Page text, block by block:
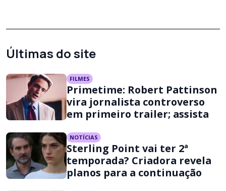
Últimas do site
FILMES
Primetime: Robert Pattinson
vira jornalista controverso
em primeiro trailer; assista
NOTÍCIAS
Sterling Point vai ter 2ª
temporada? Criadora revela
planos para a continuação